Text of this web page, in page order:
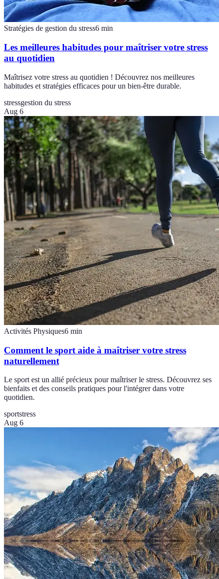
Stratégies de gestion du stress6 min
Les meilleures habitudes pour maîtriser votre stress
au quotidien
Maîtrisez votre stress au quotidien ! Découvrez nos meilleures
habitudes et stratégies efficaces pour un bien-être durable.
stressgestion du stress
Aug 6
Activités Physiques6 min
Comment le sport aide à maîtriser votre stress
naturellement
Le sport est un allié précieux pour maîtriser le stress. Découvrez ses
bienfaits et des conseils pratiques pour l'intégrer dans votre
quotidien.
sportstress
Aug 6